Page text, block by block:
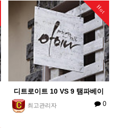
Hot
디트로이트 10 VS 9 탬파베이
최고관리자 0